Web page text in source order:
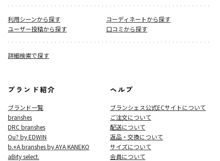
利用シーンから探す
コーディネートから探す
ユーザー投稿から探す
口コミから探す
詳細検索で探す
ブランド紹介
ブランド一覧
branshes
DRC branshes
Ou? by EDWIN
b.+A branshes by AYA KANEKO
aBity select.
ヘルプ
ブランシェス公式ECサイトについて
ご注文について
配送について
返品・交換について
サイズについて
会員について